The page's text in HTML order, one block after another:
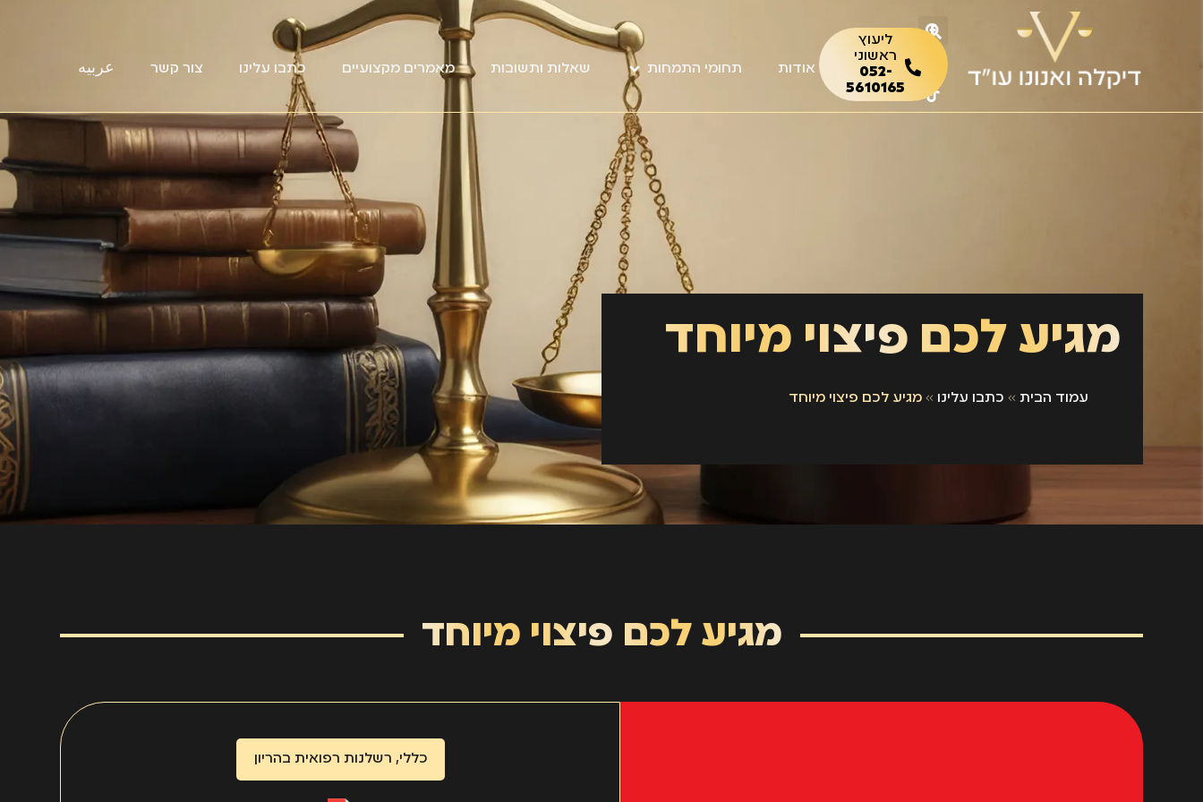
ליעוץ
ראשוני
052-
5610165
אודות תחומי התמחות שאלות ותשובות מאמרים מקצועיים כתבו עלינו צור קשר عربيه
מגיע לכם פיצוי מיוחד
עמוד הבית» כתבו עלינו » מגיע לכם פיצוי מיוחד
מגיע לכם פיצוי מיוחד
כללי, רשלנות רפואית בהריון